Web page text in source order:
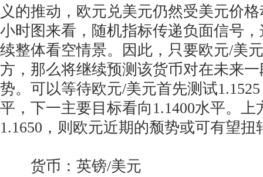
义的推动，欧元兑美元仍然受美元价
小时图来看，随机指标传递负面信号
续整体看空情景。因此，只要欧元/美
方，那么将继续预测该货币对在未来
势。可以等待欧元/美元首先测试
平，下一主要目标看向1.1400水平。上
1.1650，则欧元近期的颓势或可有望扭
货币：英镑/美元